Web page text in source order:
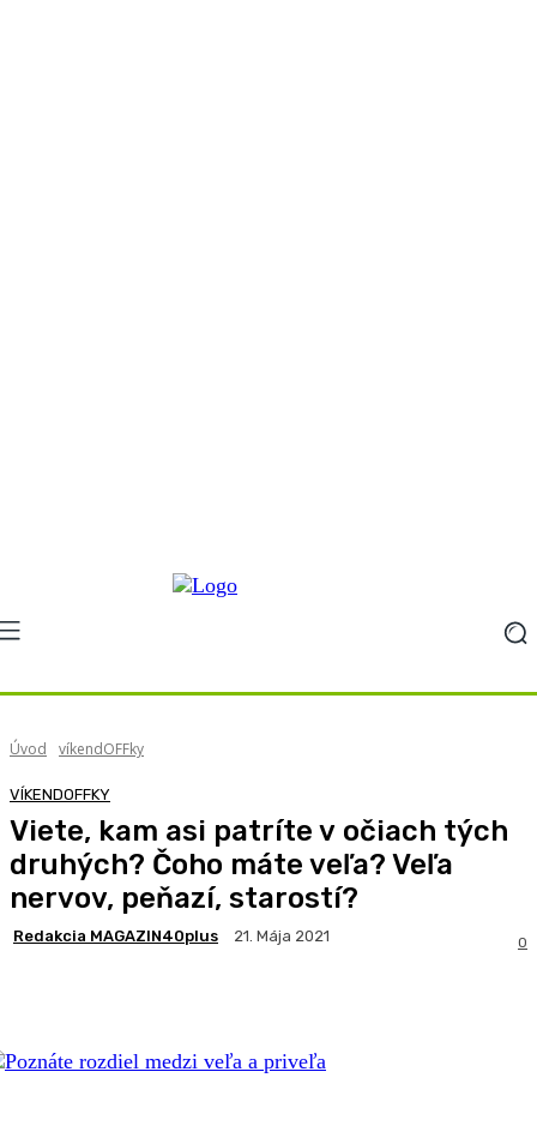
Úvod víkendOFFky
VÍKENDOFFKY
Viete, kam asi patríte v očiach tých
druhých? Čoho máte veľa? Veľa
nervov, peňazí, starostí?
Redakcia MAGAZIN40plus 21. Mája 2021 0